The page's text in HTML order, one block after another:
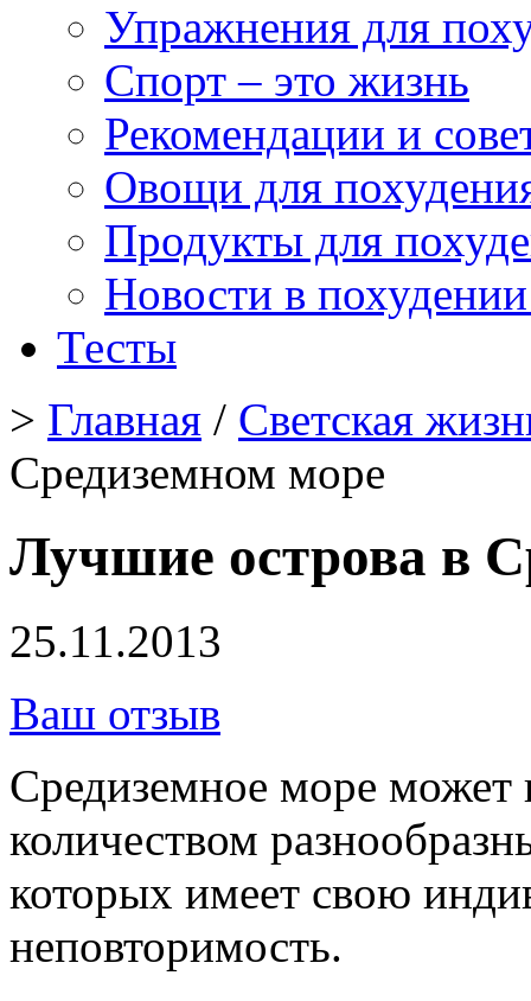
Упражнения для
Спорт – это жизнь
Рекомендации и
Овощи для
Продукты для
Новости в
Тесты
> Главная / Светская
Средиземном море
Лучшие острова в
25.11.2013
Ваш отзыв
Средиземное море может
количеством
которых имеет свою
неповторимость.